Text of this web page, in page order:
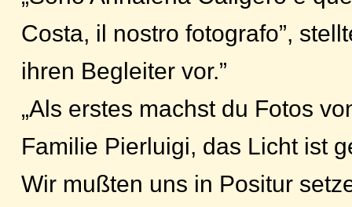
Costa, il nostro fotografo”,
ihren Begleiter vor.”
„Als erstes machst du Fotos
Familie Pierluigi, das Licht ist
Wir mußten uns in Positur